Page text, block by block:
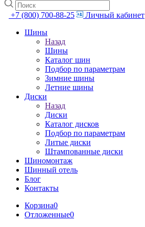
+7 (800) 700-88-25
Личный кабинет
Шины
Назад
Шины
Каталог шин
Подбор по параметрам
Зимние шины
Летние шины
Диски
Назад
Диски
Каталог дисков
Подбор по параметрам
Литые диски
Штампованные диски
Шиномонтаж
Шинный отель
Блог
Контакты
Корзина0
Отложенные0